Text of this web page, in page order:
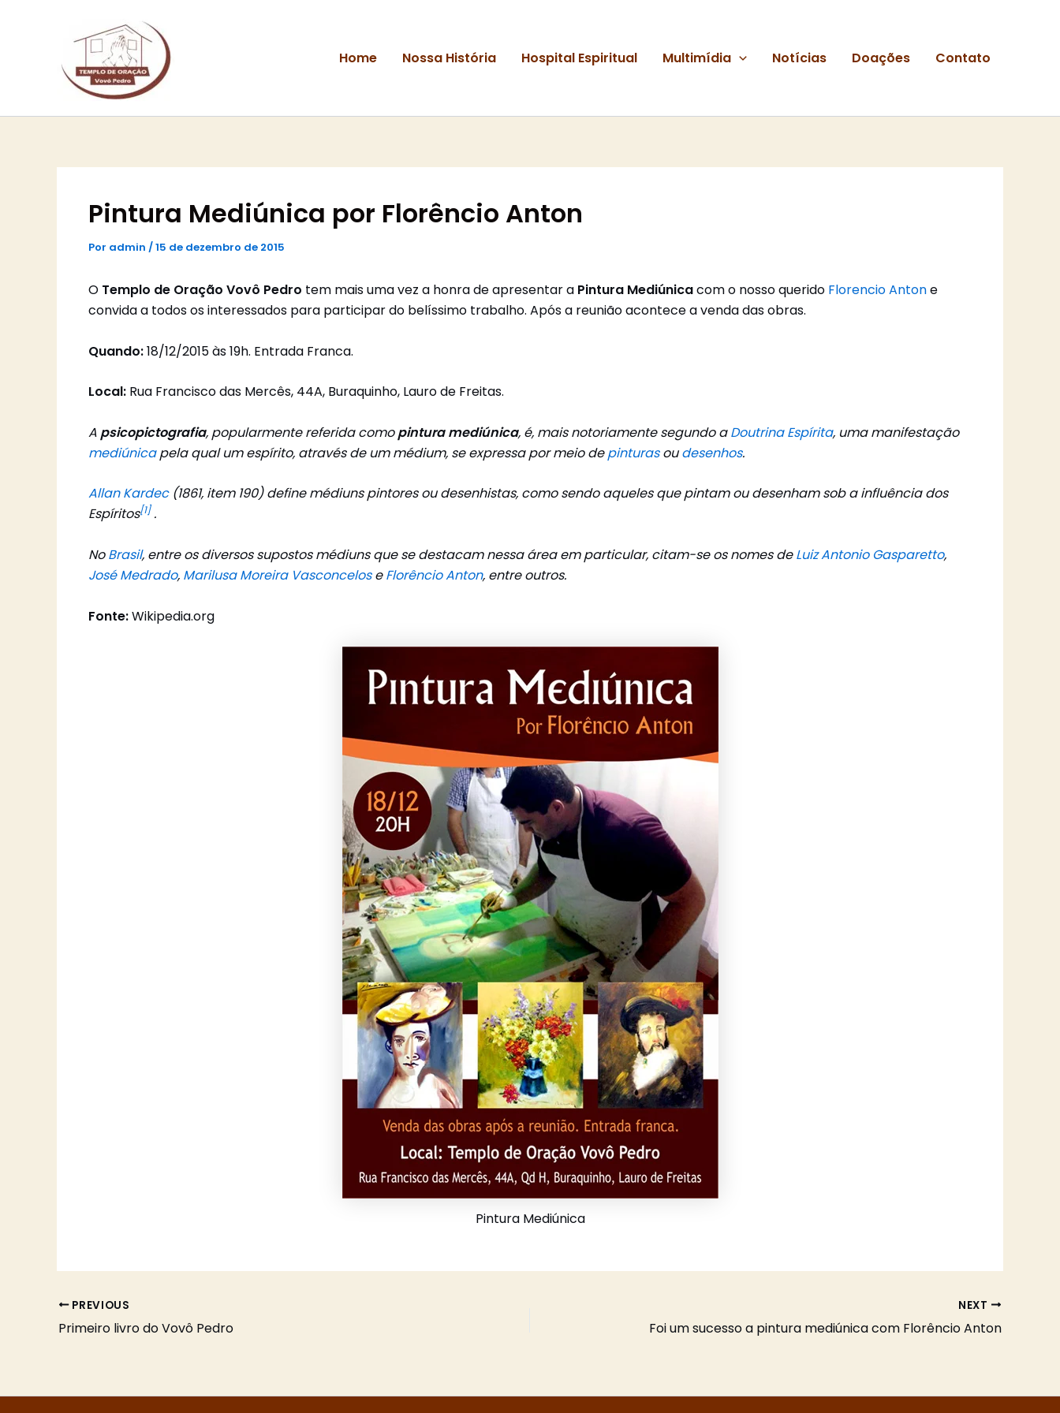
Home Nossa História Hospital Espiritual Multimídia Notícias Doações Contato
Pintura Mediúnica por Florêncio Anton
Por admin /15 de dezembro de 2015
O Templo de Oração Vovô Pedro tem mais uma vez a honra de apresentar a Pintura Mediúnicacom o nosso querido Florencio Antone
convida a todos os interessados para participar do belíssimo trabalho. Após a reunião acontece a venda das obras.
Quando:18/12/2015 às 19h. Entrada Franca.
Local: Rua Francisco das Mercês, 44A, Buraquinho, Lauro de Freitas.
A psicopictografia, popularmente referida comopintura mediúnica, é, mais notoriamente segundo aDoutrina Espírita, uma manifestação
mediúnicapela qual um espírito, através de um médium, se expressa por meio depinturasoudesenhos.
Allan Kardec(1861, item 190) define médiuns pintores ou desenhistas, como sendo aqueles que pintam ou desenham sob a influência dos
Espíritos[1].
NoBrasil, entre os diversos supostos médiuns que se destacam nessa área em particular, citam-se os nomes deLuiz Antonio Gasparetto,
José Medrado, Marilusa Moreira VasconceloseFlorêncio Anton, entre outros.
Fonte:Wikipedia.org
Pintura Mediúnica
PREVIOUS
Primeiro livro do Vovô Pedro
NEXT
Foi um sucesso a pintura mediúnica com Florêncio Anton